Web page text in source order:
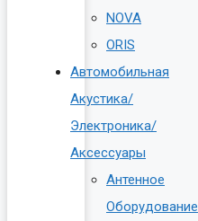
NOVA
ORIS
Автомобильная
Акустика/
Электроника/
Аксессуары
Антенное
Оборудование